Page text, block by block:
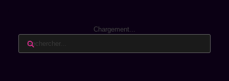
Chargement...